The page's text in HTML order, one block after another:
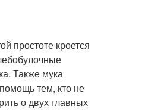
простоте кроется
Также мука
тем, кто не
о двух главных